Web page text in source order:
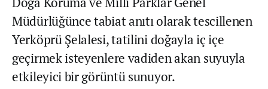
Müdürlüğünce tabiat anıtı olarak tescillenen
Yerköprü Şelalesi, tatilini doğayla iç içe
geçirmek isteyenlere vadiden akan suyuyla
etkileyici bir görüntü sunuyor.